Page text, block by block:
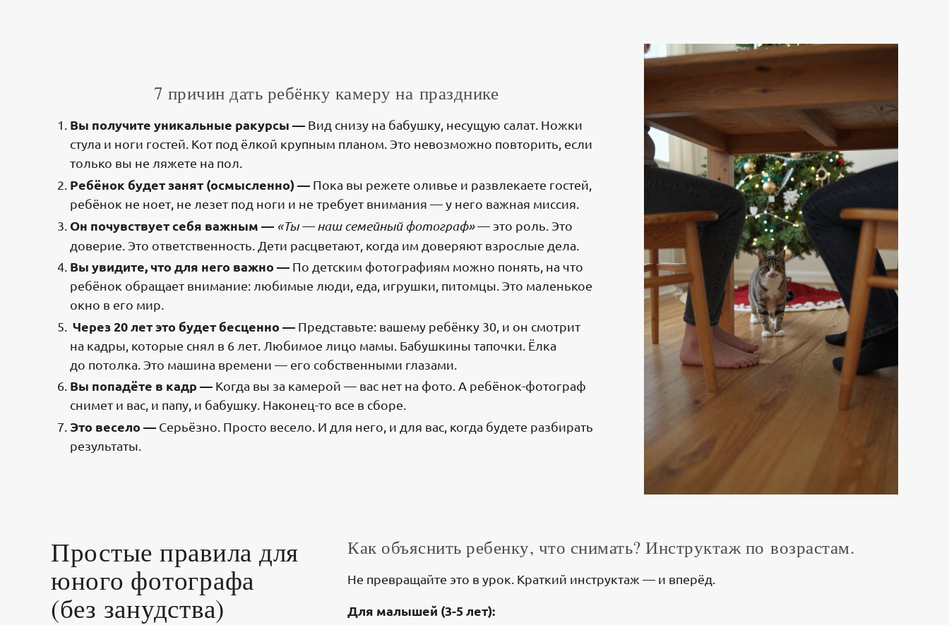
7 причин дать ребёнку камеру на празднике
Вы получите уникальные ракурсы — Вид снизу на бабушку, несущую салат. Ножки
стула и ноги гостей. Кот под ёлкой крупным планом. Это невозможно повторить, если
только вы не ляжете на пол.
Ребёнок будет занят (осмысленно) — Пока вы режете оливье и развлекаете гостей,
ребёнок не ноет, не лезет под ноги и не требует внимания — у него важная миссия.
Он почувствует себя важным — «Ты — наш семейный фотограф»— это роль. Это
доверие. Это ответственность. Дети расцветают, когда им доверяют взрослые дела.
Вы увидите, что для него важно — По детским фотографиям можно понять, на что
ребёнок обращает внимание: любимые люди, еда, игрушки, питомцы. Это маленькое
окно в его мир.
Через 20 лет это будет бесценно — Представьте: вашему ребёнку 30, и он смотрит
на кадры, которые снял в 6 лет. Любимое лицо мамы. Бабушкины тапочки. Ёлка
до потолка. Это машина времени — его собственными глазами.
Вы попадёте в кадр — Когда вы за камерой — вас нет на фото. А ребёнок-фотограф
снимет и вас, и папу, и бабушку. Наконец-то все в сборе.
Это весело — Серьёзно. Просто весело. И для него, и для вас, когда будете разбирать
результаты.
Простые правила для
юного фотографа
(без занудства)
Как объяснить ребенку, что снимать? Инструктаж по возрастам.
Не превращайте это в урок. Краткий инструктаж — и вперёд.
Для малышей (3-5 лет):